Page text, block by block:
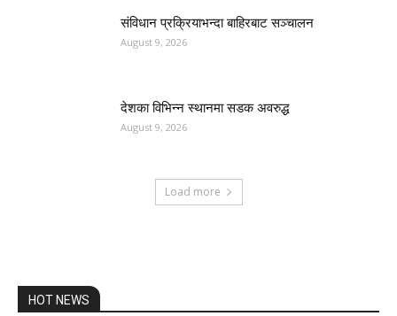
संविधान प्रक्रियाभन्दा बाहिरबाट सञ्चालन
August 9, 2026
देशका विभिन्न स्थानमा सडक अवरुद्ध
August 9, 2026
Load more
HOT NEWS